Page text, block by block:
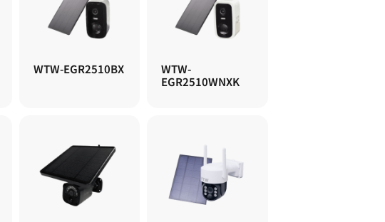
WTW-EGR2510BX
WTW-
EGR2510WNXK